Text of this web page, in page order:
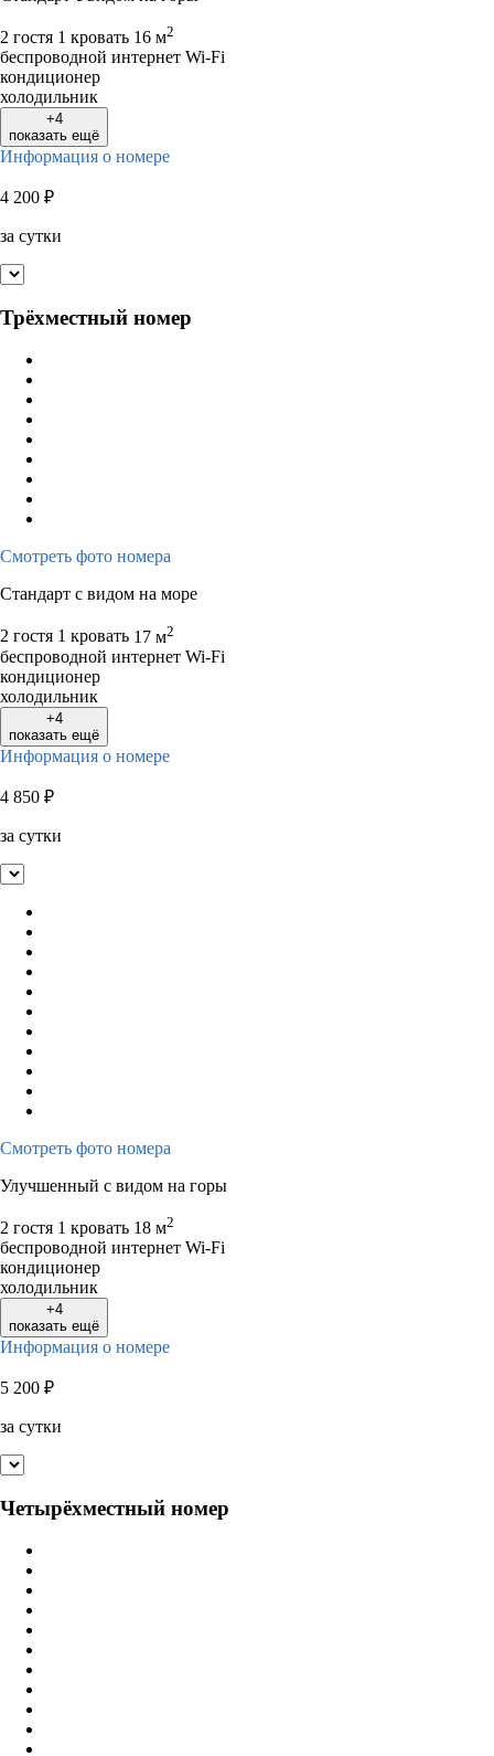
2 гостя 1 кровать 16 м2
беспроводной интернет Wi-Fi
кондиционер
холодильник
+4
показать ещё
Информация о номере
4 200 ₽
за сутки
Трёхместный номер
Смотреть фото номера
Стандарт с видом на море
2 гостя 1 кровать 17 м2
беспроводной интернет Wi-Fi
кондиционер
холодильник
+4
показать ещё
Информация о номере
4 850 ₽
за сутки
Смотреть фото номера
Улучшенный с видом на горы
2 гостя 1 кровать 18 м2
беспроводной интернет Wi-Fi
кондиционер
холодильник
+4
показать ещё
Информация о номере
5 200 ₽
за сутки
Четырёхместный номер